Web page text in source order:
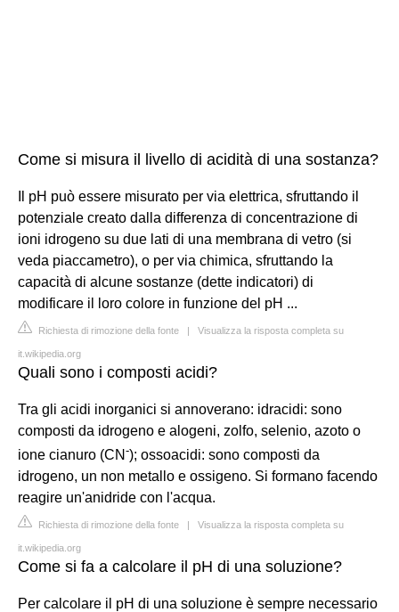
Come si misura il livello di acidità di una sostanza?
Il pH può essere misurato per via elettrica, sfruttando il
potenziale creato dalla differenza di concentrazione di
ioni idrogeno su due lati di una membrana di vetro (si
veda piaccametro), o per via chimica, sfruttando la
capacità di alcune sostanze (dette indicatori) di
modificare il loro colore in funzione del pH ...
Richiesta di rimozione della fonte | Visualizza la risposta completa su
it.wikipedia.org
Quali sono i composti acidi?
Tra gli acidi inorganici si annoverano: idracidi: sono
composti da idrogeno e alogeni, zolfo, selenio, azoto o
ione cianuro (CN -); ossoacidi: sono composti da
idrogeno, un non metallo e ossigeno. Si formano facendo
reagire un'anidride con l'acqua.
Richiesta di rimozione della fonte | Visualizza la risposta completa su
it.wikipedia.org
Come si fa a calcolare il pH di una soluzione?
Per calcolare il pH di una soluzione è sempre necessario